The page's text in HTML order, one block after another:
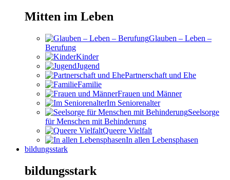
Mitten im Leben
Glauben – Leben –
Berufung
Kinder
Jugend
Partnerschaft und Ehe
Familie
Frauen und Männer
Im Seniorenalter
Seelsorge
für Menschen mit Behinderung
Queere Vielfalt
In allen Lebensphasen
bildungsstark
bildungsstark